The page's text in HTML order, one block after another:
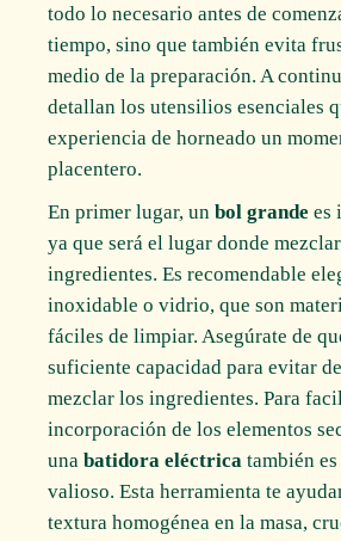
todo lo necesario antes de
tiempo, sino que también evita
medio de la preparación. A
detallan los utensilios esenciales
experiencia de horneado un
placentero.
En primer lugar, unbol grande es
ya que será el lugar donde
ingredientes. Es recomendable
inoxidable o vidrio, que son
fáciles de limpiar. Asegúrate de
suficiente capacidad para evitar
mezclar los ingredientes. Para
incorporación de los elementos
unabatidora eléctrica también
valioso. Esta herramienta te
textura homogénea en la masa,